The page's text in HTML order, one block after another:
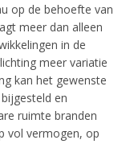
op de behoefte van
meer dan alleen
in de
meer variatie
kan het gewenste
en
ruimte branden
vol vermogen, op